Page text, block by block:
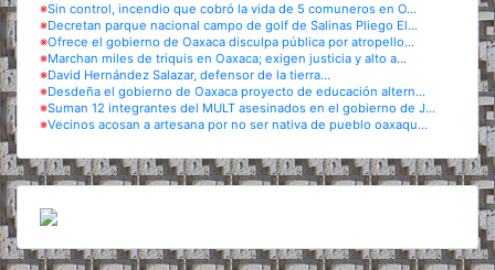
※Sin control, incendio que cobró la vida de 5 comuneros en O...
※Decretan parque nacional campo de golf de Salinas Pliego El...
※Ofrece el gobierno de Oaxaca disculpa pública por atropello...
※Marchan miles de triquis en Oaxaca; exigen justicia y alto a...
※David Hernández Salazar, defensor de la tierra...
※Desdeña el gobierno de Oaxaca proyecto de educación altern...
※Suman 12 integrantes del MULT asesinados en el gobierno de J...
※Vecinos acosan a artesana por no ser nativa de pueblo oaxaqu...